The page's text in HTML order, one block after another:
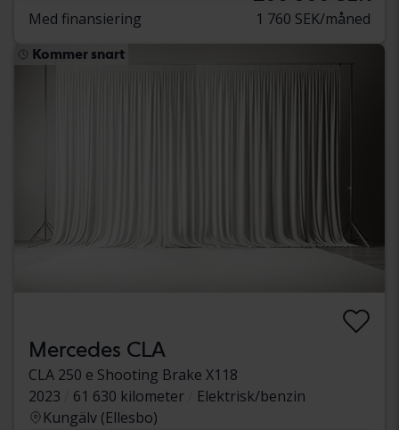
Med finansiering 1 760 SEK/måned
Kommer snart
Mercedes CLA
CLA 250 e Shooting Brake X118
2023
61 630 kilometer
Elektrisk/benzin
Kungälv (Ellesbo)